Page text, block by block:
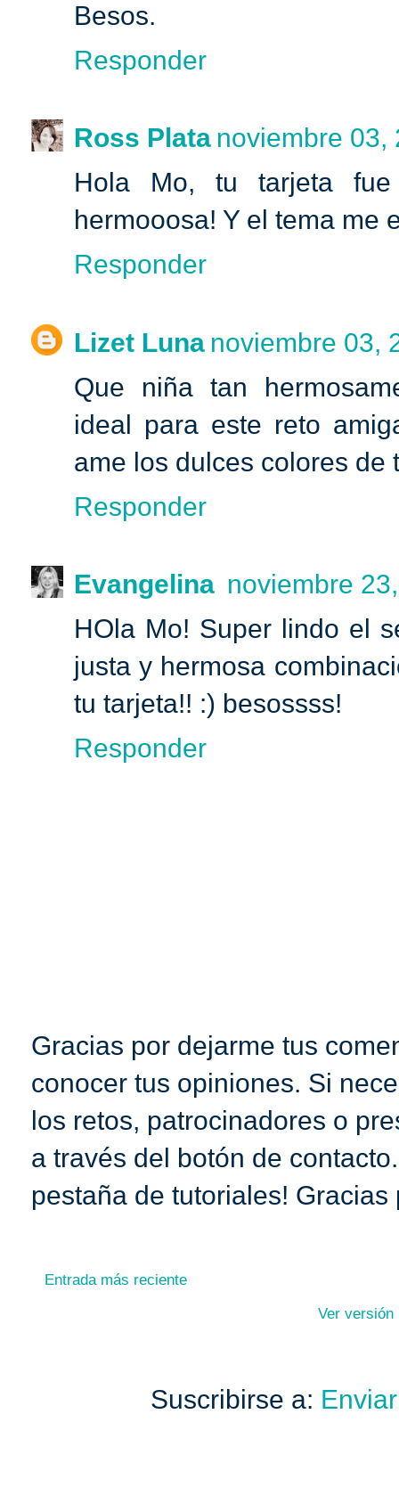
Besos.
Responder
Ross Plata noviembre 03,
Hola Mo, tu tarjeta
hermooosa! Y el tema me
Responder
Lizet Luna noviembre 03,
Que niña tan
ideal para este reto
ame los dulces colores de
Responder
Evangelina noviembre
HOla Mo! Super lindo el
justa y hermosa
tu tarjeta!! :) besossss!
Responder
Gracias por dejarme tus
conocer tus opiniones. Si
los retos, patrocinadores o
a través del botón de
pestaña de tutoriales!
Entrada más reciente
Ver versión
Suscribirse a: